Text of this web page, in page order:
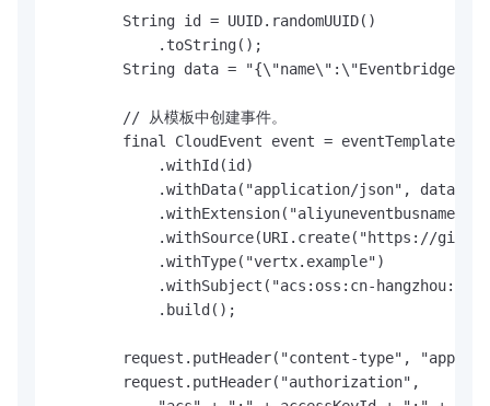
        String id = UUID.randomUUID()
            .toString();
String data =
        // 从模板中创建事件。
final CloudEvent event =
            .withId(id)
.withData("application/json",
.withExtension("aliyuneventbusname",
.withSource(URI.create("https://
            .withType("vertx.example")
.withSubject("acs:oss:cn-
            .build();
request.putHeader("content-type",
        request.putHeader("authorization",